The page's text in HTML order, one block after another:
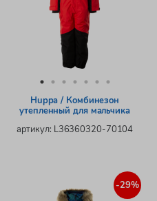
Huppa / Комбинезон
утепленный для мальчика
артикул: L36360320-70104
-29%